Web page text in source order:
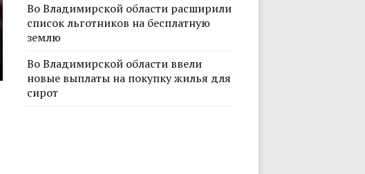
Во Владимирской области расширили
список льготников на бесплатную
землю
Во Владимирской области ввели
новые выплаты на покупку жилья для
сирот